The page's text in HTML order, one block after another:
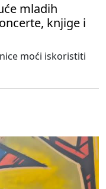
mladih
knjige i
moći iskoristiti